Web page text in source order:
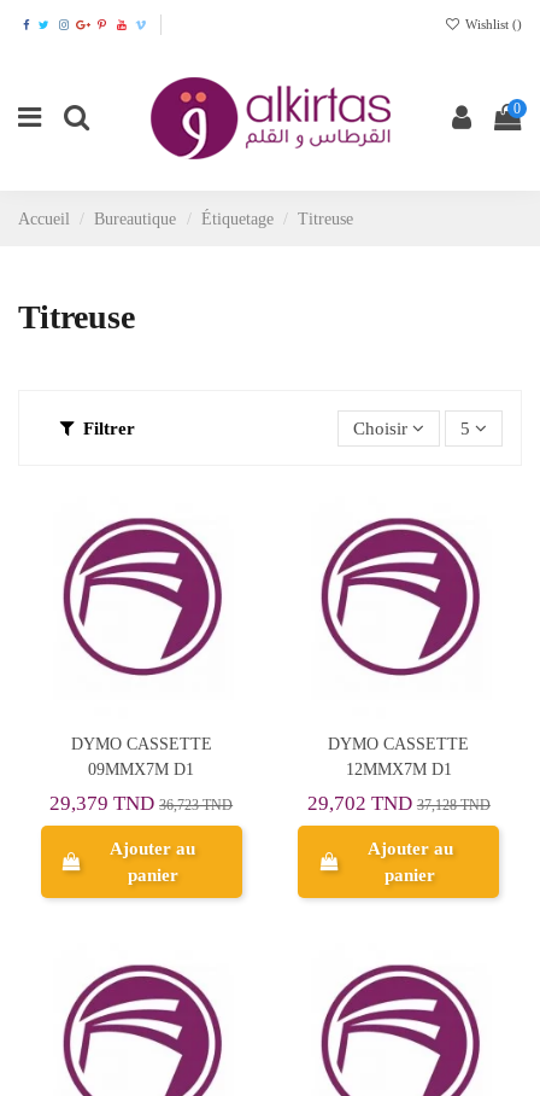
Wishlist ()
0
Accueil Bureautique Étiquetage Titreuse
Titreuse
Filtrer Choisir 5
DYMO CASSETTE
09MMX7M D1
29,379 TND36,723 TND
Ajouter au
panier
DYMO CASSETTE
12MMX7M D1
29,702 TND 37,128 TND
Ajouter au
panier